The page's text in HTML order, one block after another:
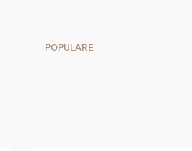
POPULARE